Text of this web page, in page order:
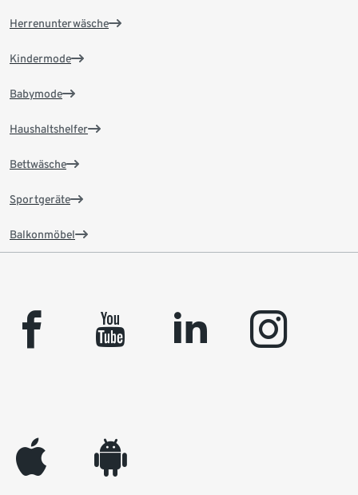
Herrenunterwäsche
Kindermode
Babymode
Haushaltshelfer
Bettwäsche
Sportgeräte
Balkonmöbel
facebook youtube linkedin instagram
appleinc android